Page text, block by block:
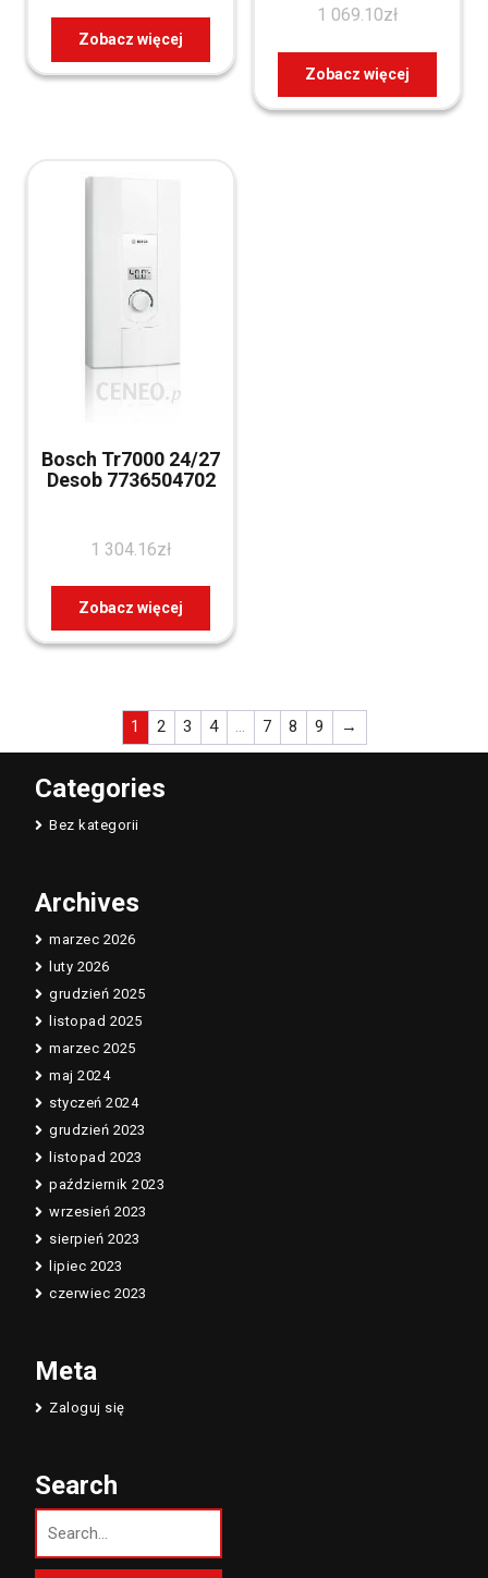
Zobacz więcej
1 069.10zł
Zobacz więcej
Bosch Tr7000 24/27
Desob 7736504702
1 304.16zł
Zobacz więcej
1 2 3 4 … 7 8 9 →
Categories
Bez kategorii
Archives
marzec 2026
luty 2026
grudzień 2025
listopad 2025
marzec 2025
maj 2024
styczeń 2024
grudzień 2023
listopad 2023
październik 2023
wrzesień 2023
sierpień 2023
lipiec 2023
czerwiec 2023
Meta
Zaloguj się
Search